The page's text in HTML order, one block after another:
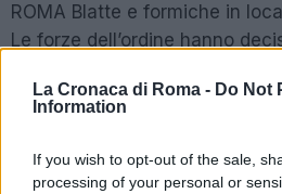
La Cronaca di Roma - Do Not
Information
If you wish to opt-out of the sale,
processing of your personal or
ROMA Blatte e formiche in
Le forze dell’ordine hanno
luogo. Gravissime le
scene presentatesi davanti
erano completamente
solo, non sono mancate